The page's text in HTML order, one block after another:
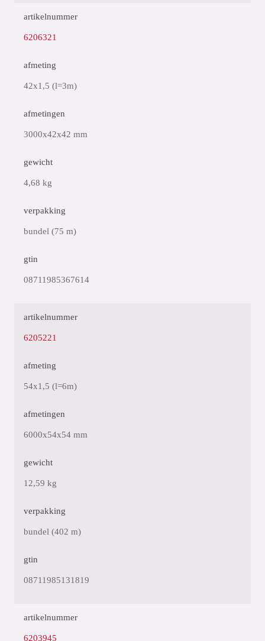
artikelnummer
6206321
afmeting
42x1,5 (l=3m)
afmetingen
3000x42x42 mm
gewicht
4,68 kg
verpakking
bundel (75 m)
gtin
08711985367614
artikelnummer
6205221
afmeting
54x1,5 (l=6m)
afmetingen
6000x54x54 mm
gewicht
12,59 kg
verpakking
bundel (402 m)
gtin
08711985131819
artikelnummer
6203945